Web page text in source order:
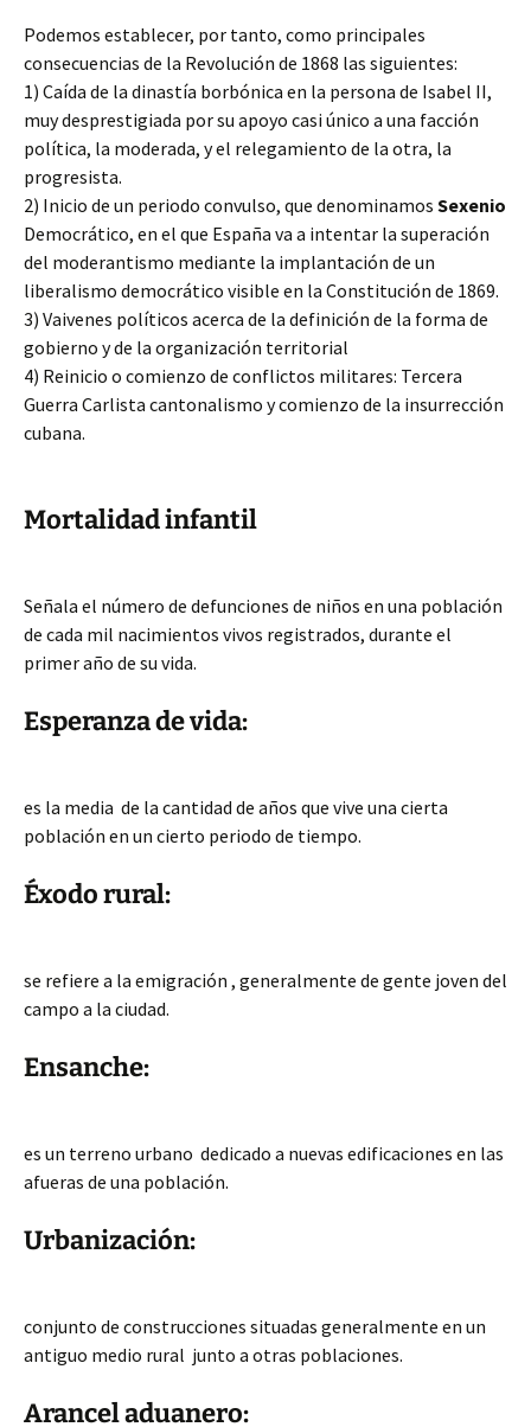
Podemos establecer, por tanto, como principales
consecuencias de la Revolución de 1868 las siguientes:
1) Caída de la dinastía borbónica en la persona de Isabel II,
muy desprestigiada por su apoyo casi único a una facción
política, la moderada, y el relegamiento de la otra, la
progresista.
2) Inicio de un periodo convulso, que denominamos Sexenio
Democrático, en el que España va a intentar la superación
del moderantismo mediante la implantación de un
liberalismo democrático visible en la Constitución de 1869.
3) Vaivenes políticos acerca de la definición de la forma de
gobierno y de la organización territorial
4) Reinicio o comienzo de conflictos militares: Tercera
Guerra Carlista cantonalismo y comienzo de la insurrección
cubana.
Mortalidad infantil
Señala el número de defunciones de niños en una población
de cada mil nacimientos vivos registrados, durante el
primer año de su vida.
Esperanza de vida:
es la media de la cantidad de años que vive una cierta
población en un cierto periodo de tiempo.
Éxodo rural:
se refiere a la emigración , generalmente de gente joven del
campo a la ciudad.
Ensanche:
es un terreno urbano dedicado a nuevas edificaciones en las
afueras de una población.
Urbanización:
conjunto de construcciones situadas generalmente en un
antiguo medio rural junto a otras poblaciones.
Arancel aduanero: